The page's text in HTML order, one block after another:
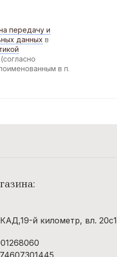
передачу и
данных в
(согласно
в п.
й километр, вл. 20с1